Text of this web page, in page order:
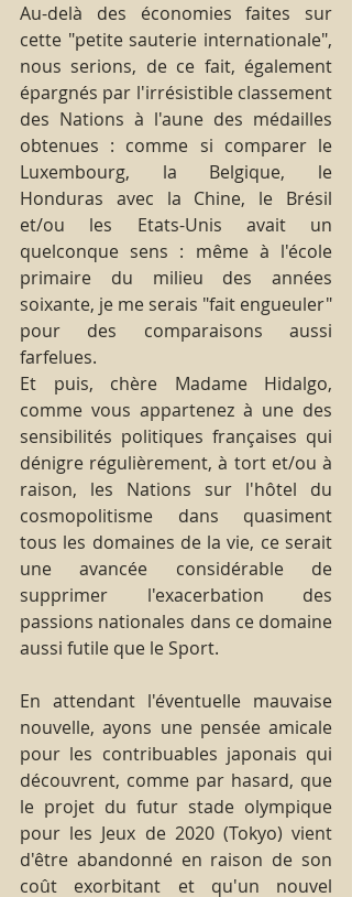
Au-delà des économies faites sur
cette "petite sauterie internationale",
nous serions, de ce fait, également
épargnés par l'irrésistible classement
des Nations à l'aune des médailles
obtenues : comme si comparer le
Luxembourg, la Belgique, le
Honduras avec la Chine, le Brésil
et/ou les Etats-Unis avait un
quelconque sens : même à l'école
primaire du milieu des années
soixante, je me serais "fait engueuler"
pour des comparaisons aussi
farfelues.
Et puis, chère Madame Hidalgo,
comme vous appartenez à une des
sensibilités politiques françaises qui
dénigre régulièrement, à tort et/ou à
raison, les Nations sur l'hôtel du
cosmopolitisme dans quasiment
tous les domaines de la vie, ce serait
une avancée considérable de
supprimer l'exacerbation des
passions nationales dans ce domaine
aussi futile que le Sport.
En attendant l'éventuelle mauvaise
nouvelle, ayons une pensée amicale
pour les contribuables japonais qui
découvrent, comme par hasard, que
le projet du futur stade olympique
pour les Jeux de 2020 (Tokyo) vient
d'être abandonné en raison de son
coût exorbitant et qu'un nouvel